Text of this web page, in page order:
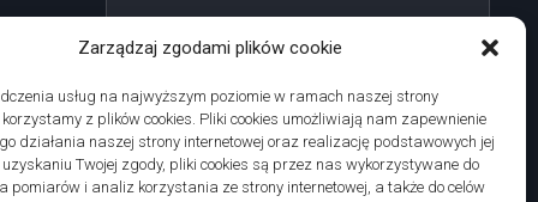
Zarządzaj zgodami plików cookie
usług na najwyższym poziomie w ramach naszej strony
korzystamy z plików cookies. Pliki cookies umożliwiają nam zapewnienie
działania naszej strony internetowej oraz realizację podstawowych jej
Twojej zgody, pliki cookies są przez nas wykorzystywane do
pomiarów i analiz korzystania ze strony internetowej, a także do celów
linki z nap